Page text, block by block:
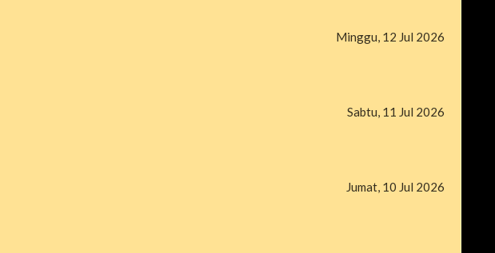
Minggu, 12 Jul 2026
Sabtu, 11 Jul 2026
Jumat, 10 Jul 2026